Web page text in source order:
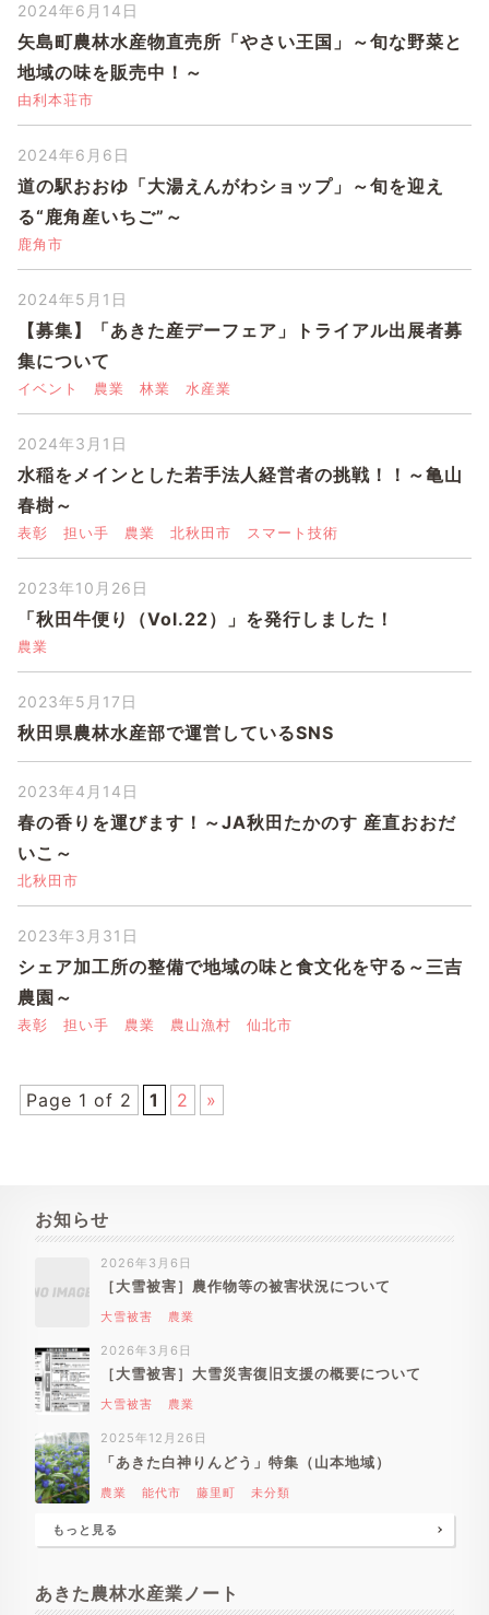
2024年6月14日
矢島町農林水産物直売所「やさい王国」～旬な野菜と
地域の味を販売中！～
由利本荘市
2024年6月6日
道の駅おおゆ「大湯えんがわショップ」～旬を迎え
る“鹿角産いちご”～
鹿角市
2024年5月1日
【募集】「あきた産デーフェア」トライアル出展者募
集について
イベント 農業 林業 水産業
2024年3月1日
水稲をメインとした若手法人経営者の挑戦！！～亀山
春樹～
表彰 担い手 農業 北秋田市 スマート技術
2023年10月26日
「秋田牛便り（Vol.22）」を発行しました！
農業
2023年5月17日
秋田県農林水産部で運営しているSNS
2023年4月14日
春の香りを運びます！～JA秋田たかのす 産直おおだ
いこ～
北秋田市
2023年3月31日
シェア加工所の整備で地域の味と食文化を守る～三吉
農園～
表彰 担い手 農業 農山漁村 仙北市
Page 1 of 2 1 2 »
お知らせ
2026年3月6日
［大雪被害］農作物等の被害状況について
大雪被害 農業
2026年3月6日
［大雪被害］大雪災害復旧支援の概要について
大雪被害 農業
2025年12月26日
「あきた白神りんどう」特集（山本地域）
農業 能代市 藤里町 未分類
もっと見る
あきた農林水産業ノート